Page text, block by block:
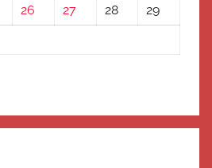
26 27 28
29